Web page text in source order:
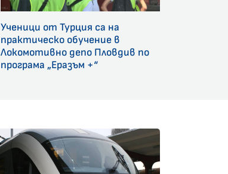
Ученици от Турция са на
практическо обучение в
Локомотивно депо Пловдив по
програма „Еразъм +“